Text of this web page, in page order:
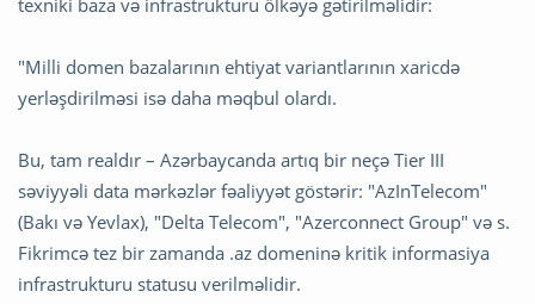
"Milli domen bazalarının ehtiyat variantlarının xaricdə
yerləşdirilməsi isə daha məqbul olardı.
Bu, tam realdır – Azərbaycanda artıq bir neçə Tier III
səviyyəli data mərkəzlər fəaliyyət göstərir: "AzInTelecom"
(Bakı və Yevlax), "Delta Telecom", "Azerconnect Group" və s.
Fikrimcə tez bir zamanda .az domeninə kritik informasiya
infrastrukturu statusu verilməlidir.